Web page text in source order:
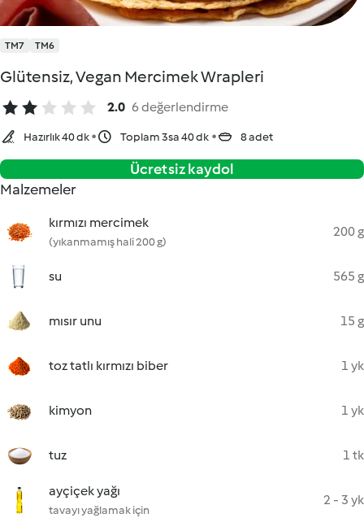
TM7 TM6
Glütensiz, Vegan Mercimek Wrapleri
2.0 6 değerlendirme
Hazırlık 40 dk Toplam 3sa 40 dk 8 adet
Ücretsiz kaydol
Malzemeler
kırmızı mercimek
(yıkanmamış hali 200 g)
200 g
su 565 g
mısır unu 15 g
toz tatlı kırmızı biber 1 yk
kimyon 1 yk
tuz 1 tk
ayçiçek yağı
tavayı yağlamak için
2 - 3 yk